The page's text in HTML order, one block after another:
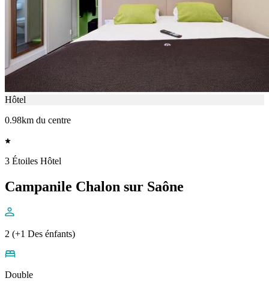
Hôtel
0.98km du centre
3 Étoiles Hôtel
Campanile Chalon sur Saône
2 (+1 Des énfants)
Double